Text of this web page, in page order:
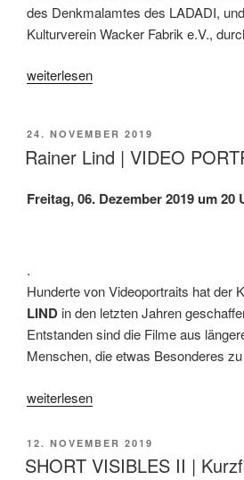
des Denkmalamtes des LADADI,
Kulturverein Wacker Fabrik e.V.,
„Industrie-
Wacker
Fabrik“
weiterlesen
VERÖFFENTLICHT
AM
24. NOVEMBER 2019
Rainer Lind | VIDEO
Freitag, 06. Dezember 2019 um 20
.
Hunderte von Videoportraits hat der
LIND in den letzten Jahren
Entstanden sind die Filme aus
Menschen, die etwas Besonderes
„Rainer
|
VIDEO
weiterlesen
VERÖFFENTLICHT
AM
12. NOVEMBER 2019
SHORT VISIBLES II |